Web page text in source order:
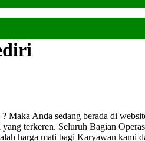
Anda sedang berada di
terkeren. Seluruh Bagian
harga mati bagi Karyawan